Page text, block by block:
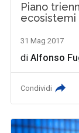
Piano
ecosistemi
31 Mag 2017
diAlfonso
Condividi